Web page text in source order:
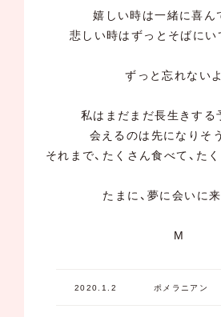
嬉しい時は一緒に喜ん
悲しい時はずっとそばにい
ずっと忘れないよ
私はまだまだ長生きする
会えるのは先になりそ
それまで、たくさん食べて、た
たまに、夢に会いに来
M
2020.1.2 ポメラニアン